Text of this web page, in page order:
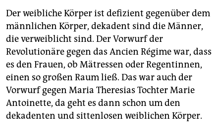
Der weibliche Körper ist defizient gegenüber dem
männlichen Körper, dekadent sind die Männer,
die verweiblicht sind. Der Vorwurf der
Revolutionäre gegen das Ancien Régime war, dass
es den Frauen, ob Mätressen oder Regentinnen,
einen so großen Raum ließ. Das war auch der
Vorwurf gegen Maria Theresias Tochter Marie
Antoinette, da geht es dann schon um den
dekadenten und sittenlosen weiblichen Körper.